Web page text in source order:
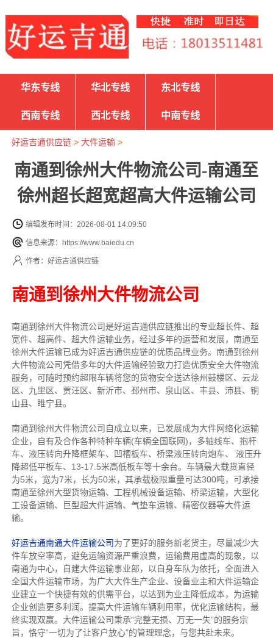
华东专线 华北专线 东北专线
西南专线 西北专线 中南专线
好运吉通供应链> 大件运输>
南通到徐州大件物流公司-南通至
徐州超长超宽超高大件运输公司
编辑发布时间：2026-08-01 14:09:50
信息来源：https://www.baiedu.cn
作者：好运吉通供应链
南通到徐州大件物流公司
南通到徐州大件物流公司是好运吉通供应链推出的专业超长件、超
宽件、超高件、超大件运输业务，经过多年的运营和发展，南通至
徐州大件运输已成为好运吉通供应链的优质品牌业务。南通到徐州
大件物流公司凭借多年的大件运输经验致力打造优质安全大件物流
服务，可随时预约超限车辆将您的货物安全送达徐州鼓楼区、云龙
区、九里区、贾汪区、新沂市、邳州市、泉山区、丰县、沛县、铜
山县、睢宁县。
南通到徐州大件物流公司自成立以来，已发展成为大件网络化运输
企业，自有及合作各种特种车辆(车辆全国联网)，多轴线车、抱杆
车、液压转向升降框架车、凹槽板车、桥梁液压转向炮车、 液压升
降超低平板车、13-17.5米高低板车等十余台。车辆最大载货直径
为5米，宽为7米，长为50米，其承载极限重量可达300吨，可承接
南通至徐州大型货物运输、工程机械设备运输、桥梁运输，大型化
工设备运输、巨型超大件运输、气垫车运输、精密仪器等大件运
输。
好运吉通南通大件运输公司为了更好的服务新老货主，尽量减少大
件车放空率高，避免运输资源严重浪费，运输费用虚高的现象，以
南通为中心，自建大件运输事业部，以自身车队为依托，全面进入
全国大件运输市场，为广大大件生产企业、设备业主和大件运输企
业建立一个快捷有效的供需平台，以达到为业主降低成本，为运输
企业创造更多利润。提高大件运输车辆利用率，优化运输结构，最
终实现双赢。大件运输公司秉承“完整无损、万无一失”的服务宗
旨，恪守“一切为了让客户放心”的管理理念，与您共赴未来。